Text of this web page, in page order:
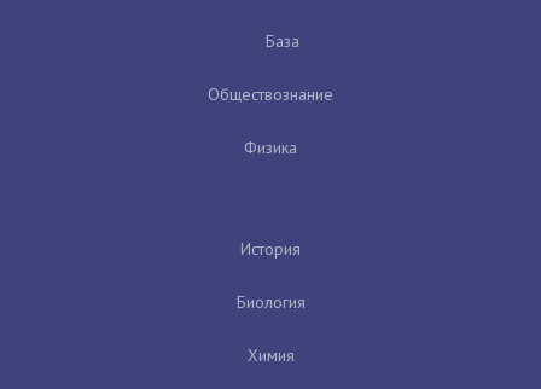
База
Обществознание
Физика
История
Биология
Химия